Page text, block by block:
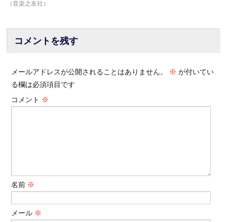
（音楽之友社）
コメントを残す
メールアドレスが公開されることはありません。 ※ が付いてい
る欄は必須項目です
コメント ※
名前 ※
メール ※